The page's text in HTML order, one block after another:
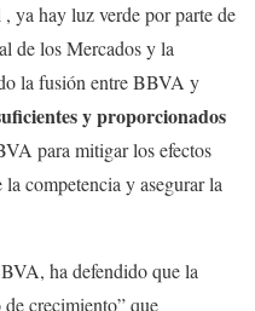
ya hay luz verde por parte de
de los Mercados y la
la fusión entre BBVA y
y proporcionados
para mitigar los efectos
competencia y asegurar la
ha defendido que la
crecimiento” que